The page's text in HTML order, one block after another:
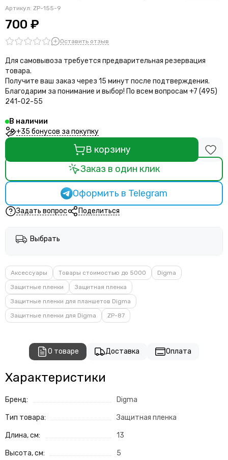
Артикул: ZP-155-9
700 ₽
Оставить отзыв
Для самовывоза требуется предварительная резервация
товара.
Получите ваш заказ через 15 минут после подтверждения.
Благодарим за понимание и выбор! По всем вопросам +7 (495)
241-02-55
В наличии
+35 бонусов за покупку
В корзину
Заказ в один клик
Оформить в Telegram
Задать вопрос Поделиться
Выбрать
Аксессуары Товары стоимостью до 5000
Digma
Защитные пленки
Защитная пленка
Защитные пленки для планшетов Digma
Защитные пленки для Digma
ZP-87
О товаре Доставка Оплата
Характеристики
Бренд: Digma
Тип товара: Защитная пленка
Длина, см: 13
Высота, см: 5